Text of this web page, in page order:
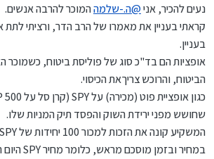
נעים להכיר, אני@ה.-שלמההמוכר להרבה אנשים.
קראתי בעניין את מאמרו של הרב הדר, ורציתי לתת
בעניין.
אופציות הם בד"כ סוג של פוליסת ביטוח, כשמוכר
הביטוח, והרוכש צריךאת הכיסוי.
שחושש מפני ירידת השוק והפסד תיק המניות שלו.